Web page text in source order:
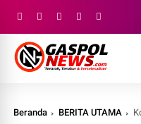
Beranda BERITA UTAMA